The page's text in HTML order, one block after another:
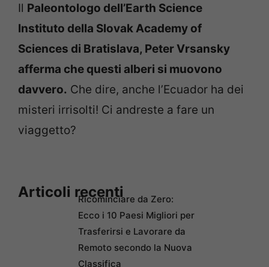
Il Paleontologo dell’Earth Science
Instituto della Slovak Academy of
Sciences di Bratislava, Peter Vrsansky
afferma che questi alberi si muovono
davvero. Che dire, anche l’Ecuador ha dei
misteri irrisolti! Ci andreste a fare un
viaggetto?
Articoli recentiRicominciare da Zero:
Ecco i 10 Paesi Migliori per
Trasferirsi e Lavorare da
Remoto secondo la Nuova
Classifica